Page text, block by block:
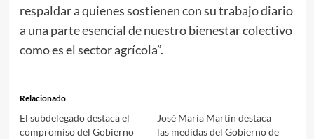
respaldar a quienes sostienen con su trabajo diario
a una parte esencial de nuestro bienestar colectivo
como es el sector agrícola”.
Relacionado
El subdelegado destaca el
compromiso del Gobierno
José María Martín destaca
las medidas del Gobierno de